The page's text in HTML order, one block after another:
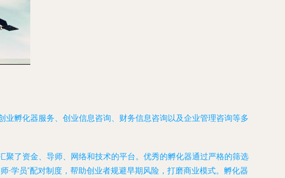
孵化器服务、创业信息咨询、财务信息咨询以及企业管理咨询等多
了资金、导师、网络和技术的平台。优秀的孵化器通过严格的筛选
-学员”配对制度，帮助创业者规避早期风险，打磨商业模式。孵化器